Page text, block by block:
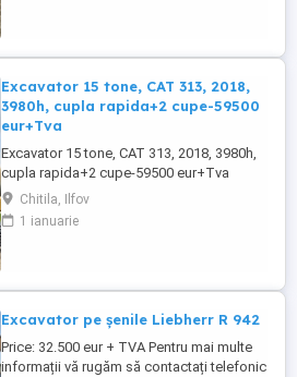
Excavator 15 tone, CAT 313, 2018,
3980h, cupla rapida+2 cupe-59500
eur+Tva
Excavator 15 tone, CAT 313, 2018, 3980h,
cupla rapida+2 cupe-59500 eur+Tva
Chitila, Ilfov
1 ianuarie
Excavator pe șenile Liebherr R 942
Price: 32.500 eur + TVA Pentru mai multe
informații vă rugăm să contactați telefonic